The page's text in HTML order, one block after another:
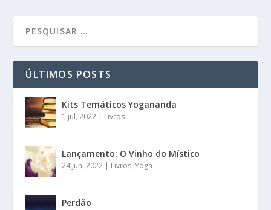
ÚLTIMOS POSTS
Kits Temáticos Yogananda
1 jul, 2022 | Livros
Lançamento: O Vinho do Místico
24 jun, 2022 | Livros,Yoga
Perdão